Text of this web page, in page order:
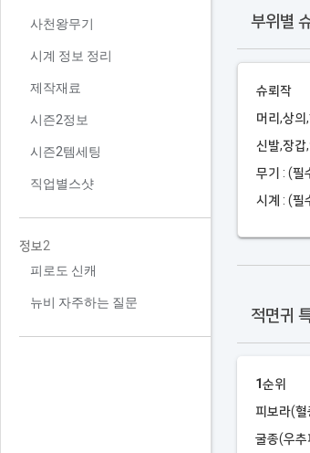
사천왕무기
시계 정보 정리
제작재료
시즌2정보
시즌2템세팅
직업별스샷
정보2
피로도 신캐
뉴비 자주하는 질문
부위별
슈뢰작
머리,상
신발,장갑
무기 : (필
시계 : (필
적면귀
1순위
피보라(혈
굴종(우